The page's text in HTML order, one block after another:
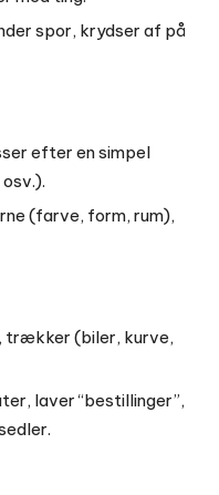
spor, krydser af på
efter en simpel
(farve, form, rum),
trækker (biler, kurve,
laver “bestillinger”,